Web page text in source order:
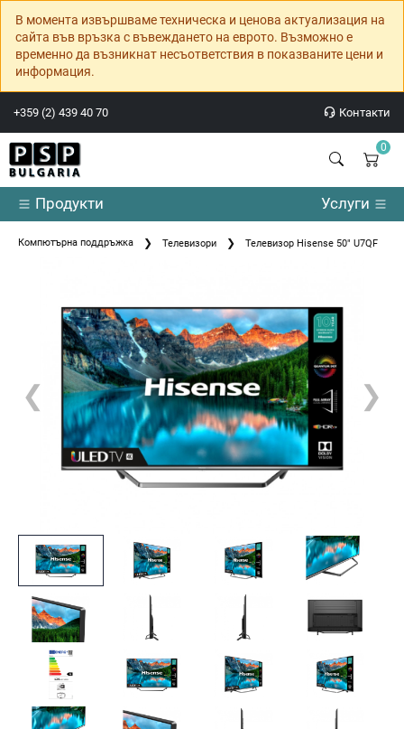
В момента извършваме техническа и ценова актуализация на
сайта във връзка с въвеждането на еврото. Възможно е
временно да възникнат несъответствия в показваните цени и
информация.
+359 (2) 439 40 70 Контакти
0
Продукти Услуги
Компютърна поддръжка Телевизори Телевизор Hisense 50" U7QF
❮ ❯